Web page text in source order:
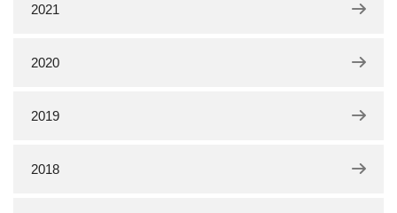
2021
2020
2019
2018